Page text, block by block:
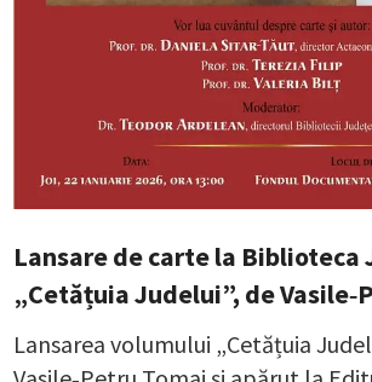
Lansare de carte la Biblioteca
„Cetățuia Judelui”, de
Lansarea volumului „Cetățuia